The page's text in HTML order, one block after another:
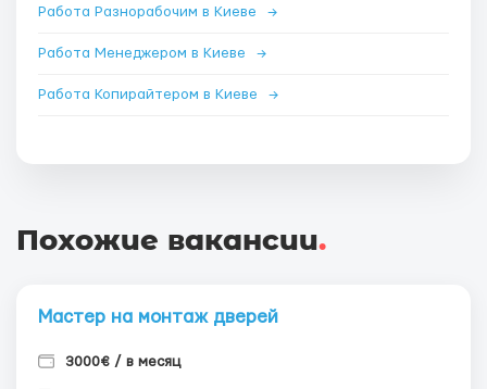
Работа Разнорабочим в Киеве →
Работа Менеджером в Киеве →
Работа Копирайтером в Киеве →
Похожие вакансии.
Мастер на монтаж дверей
3000€ / в месяц